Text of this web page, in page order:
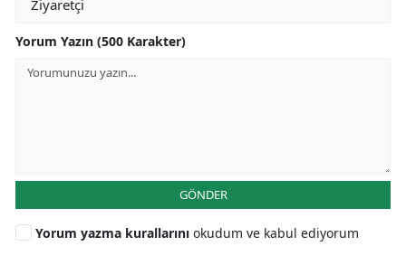
Yorum Yazın (500 Karakter)
GÖNDER
Yorum yazma kurallarını okudum ve kabul ediyorum